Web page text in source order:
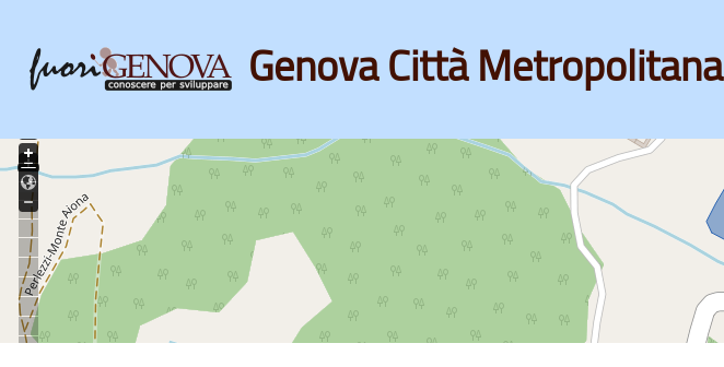
Skip
main
content
Genova Città Metropolitana